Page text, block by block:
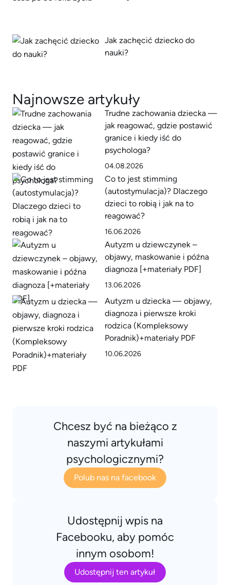
Jak zachęcić dziecko do
nauki?
Najnowsze artykuły
Trudne zachowania dziecka —
jak reagować, gdzie postawić
granice i kiedy iść do
psychologa?
04.08.2026
Co to jest stimming
(autostymulacja)? Dlaczego
dzieci to robią i jak na to
reagować?
16.06.2026
Autyzm u dziewczynek –
objawy, maskowanie i późna
diagnoza [+materiały PDF]
13.06.2026
Autyzm u dziecka — objawy,
diagnoza i pierwsze kroki
rodzica (Kompleksowy
Poradnik)+materiały PDF
10.06.2026
Chcesz być na bieżąco z
naszymi artykułami
psychologicznymi?
Polub nas na facebook
Udostępnij wpis na
Facebooku, aby pomóc
innym osobom!
Udostępnij ten artykuł